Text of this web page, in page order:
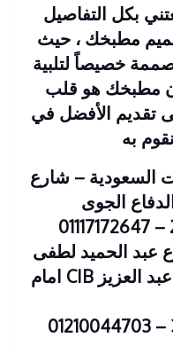
بكل التفاصيل
مطبخك ، حيث
خصيصاً لتلبية
مطبخك هو قلب
تقديم الأفضل في
به
: 2 عمارات السعودية – شارع
الجوى
: 23 شارع عبد الحميد لطفى
– متفرع من البطل احمد عبد العزيز CIB امام